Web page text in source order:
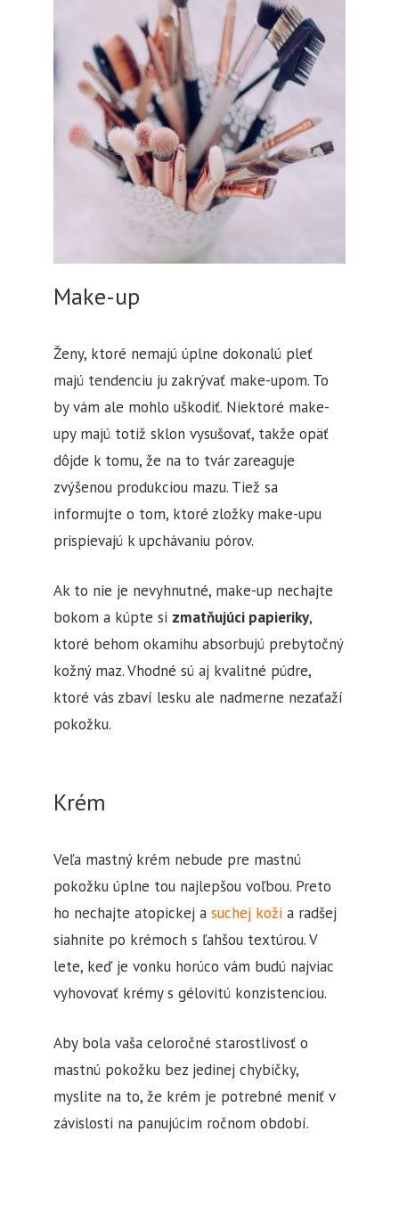
Make-up
Ženy, ktoré nemajú úplne dokonalú pleť
majú tendenciu ju zakrývať make-upom. To
by vám ale mohlo uškodiť. Niektoré make-
upy majú totiž sklon vysušovať, takže opäť
dôjde k tomu, že na to tvár zareaguje
zvýšenou produkciou mazu. Tiež sa
informujte o tom, ktoré zložky make-upu
prispievajú k upchávaniu pórov.
Ak to nie je nevyhnutné, make-up nechajte
bokom a kúpte si zmatňujúci papieriky,
ktoré behom okamihu absorbujú prebytočný
kožný maz. Vhodné sú aj kvalitné púdre,
ktoré vás zbaví lesku ale nadmerne nezaťaží
pokožku.
Krém
Veľa mastný krém nebude pre mastnú
pokožku úplne tou najlepšou voľbou. Preto
ho nechajte atopickej a suchej koži a radšej
siahnite po krémoch s ľahšou textúrou. V
lete, keď je vonku horúco vám budú najviac
vyhovovať krémy s gélovitú konzistenciou.
Aby bola vaša celoročné starostlivosť o
mastnú pokožku bez jedinej chybičky,
myslite na to, že krém je potrebné meniť v
závislosti na panujúcim ročnom období.